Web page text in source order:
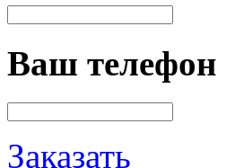
Ваш телефон
Заказать